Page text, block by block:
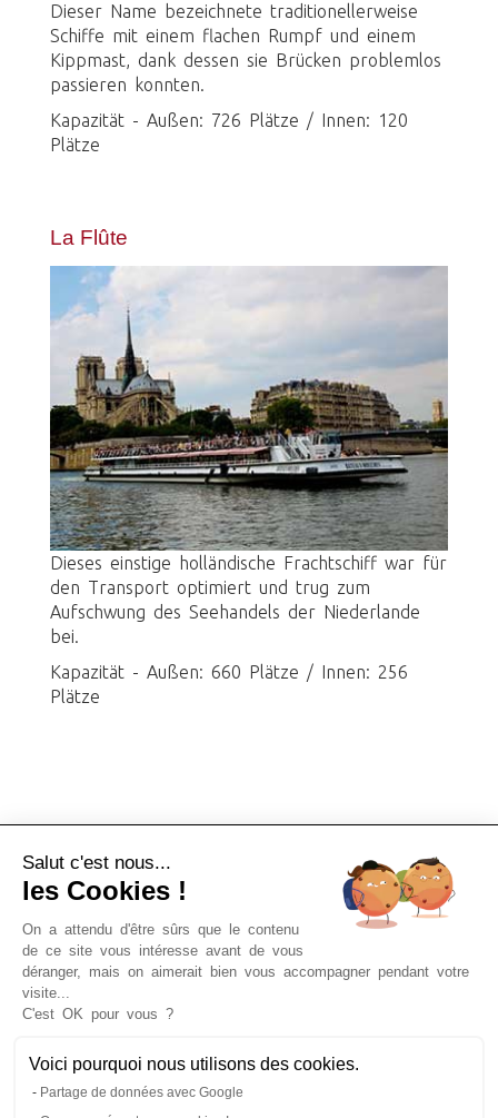
Dieser Name bezeichnete traditionellerweise
Schiffe mit einem flachen Rumpf und einem
Kippmast, dank dessen sie Brücken problemlos
passieren konnten.
Kapazität - Außen: 726 Plätze / Innen: 120
Plätze
La Flûte
Dieses einstige holländische Frachtschiff war für
den Transport optimiert und trug zum
Aufschwung des Seehandels der Niederlande
bei.
Kapazität - Außen: 660 Plätze / Innen: 256
Plätze
Tickets für Spazierfahrten auf der Seine,
Reservierung von Dinner-Kreuzfahrten,
mehr!
Salut c'est nous...
les Cookies !
On a attendu d'être sûrs que le contenu
de ce site vous intéresse avant de vous
déranger, mais on aimerait bien vous accompagner pendant votre
visite...
C'est OK pour vous ?
Voici pourquoi nous utilisons des cookies.
Partage de données avec Google